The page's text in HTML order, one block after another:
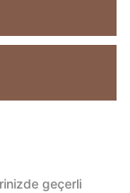
geçerli